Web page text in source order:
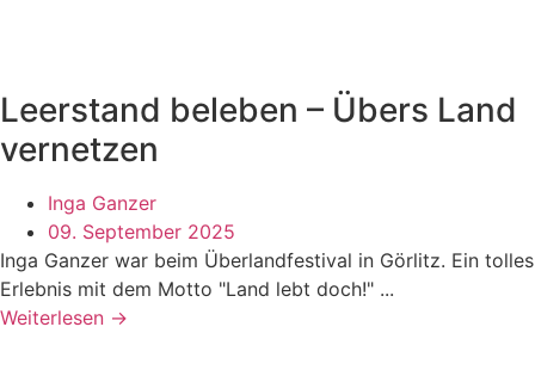
Leerstand beleben – Übers Land
vernetzen
Inga Ganzer
09. September 2025
Inga Ganzer war beim Überlandfestival in Görlitz. Ein tolles
Erlebnis mit dem Motto "Land lebt doch!" ...
Weiterlesen →